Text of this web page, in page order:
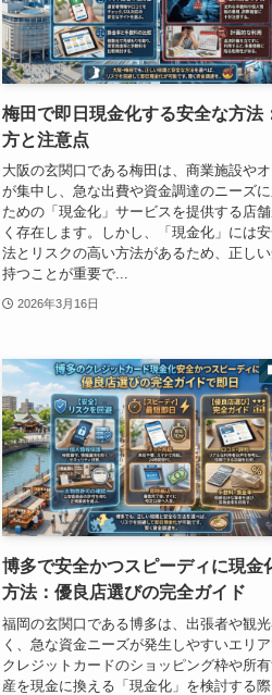
梅田で即日現金化する安全な方法
方と注意点
大阪の玄関口である梅田は、商業施設や
が集中し、急な出費や資金調達のニーズ
ための「現金化」サービスを提供する店
く存在します。しかし、「現金化」には
法とリスクの高い方法があるため、正し
持つことが重要で...
2026年3月16日
博多で安全かつスピーディに現金
方法：優良店選びの完全ガイド
福岡の玄関口である博多は、出張者や観
く、急な資金ニーズが発生しやすいエリア
クレジットカードのショッピング枠や所
産を現金に換える「現金化」を検討する